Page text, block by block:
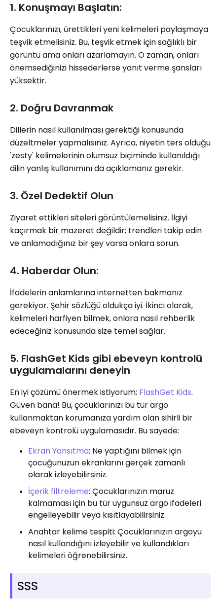
1. Konuşmayı Başlatın:
Çocuklarınızı, ürettikleri yeni kelimeleri paylaşmaya
teşvik etmelisiniz. Bu, teşvik etmek için sağlıklı bir
görüntü ama onları azarlamayın. O zaman, onları
önemsediğinizi hissederlerse yanıt verme şansları
yüksektir.
2. Doğru Davranmak
Dillerin nasıl kullanılması gerektiği konusunda
düzeltmeler yapmalısınız. Ayrıca, niyetin ters olduğu
'zesty' kelimelerinin olumsuz biçiminde kullanıldığı
dilin yanlış kullanımını da açıklamanız gerekir.
3. Özel Dedektif Olun
Ziyaret ettikleri siteleri görüntülemelisiniz. İlgiyi
kaçırmak bir mazeret değildir; trendleri takip edin
ve anlamadığınız bir şey varsa onlara sorun.
4. Haberdar Olun:
İfadelerin anlamlarına internetten bakmanız
gerekiyor. Şehir sözlüğü oldukça iyi. İkinci olarak,
kelimeleri harfiyen bilmek, onlara nasıl rehberlik
edeceğiniz konusunda size temel sağlar.
5. FlashGet Kids gibi ebeveyn kontrolü
uygulamalarını deneyin
En iyi çözümü önermek istiyorum; FlashGet Kids.
Güven bana! Bu, çocuklarınızı bu tür argo
kullanmaktan korumanıza yardım olan sihirli bir
ebeveyn kontrolü uygulamasıdır. Bu sayede:
Ekran Yansıtma: Ne yaptığını bilmek için
çocuğunuzun ekranlarını gerçek zamanlı
olarak izleyebilirsiniz.
İçerik filtreleme: Çocuklarınızın maruz
kalmaması için bu tür uygunsuz argo ifadeleri
engelleyebilir veya kısıtlayabilirsiniz.
Anahtar kelime tespiti: Çocuklarınızın argoyu
nasıl kullandığını izleyebilir ve kullandıkları
kelimeleri öğrenebilirsiniz.
SSS